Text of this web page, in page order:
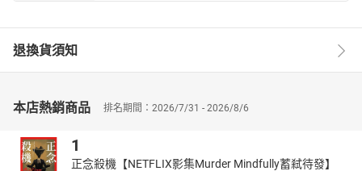
退換貨須知
本店熱銷商品 排名期間：2026/7/31 - 2026/8/6
1
正念殺機【NETFLIX影集Murder Mindfully蓄弒待發】